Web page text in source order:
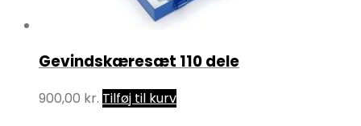
Gevindskæresæt 110 dele
900,00 kr. Tilføj til kurv